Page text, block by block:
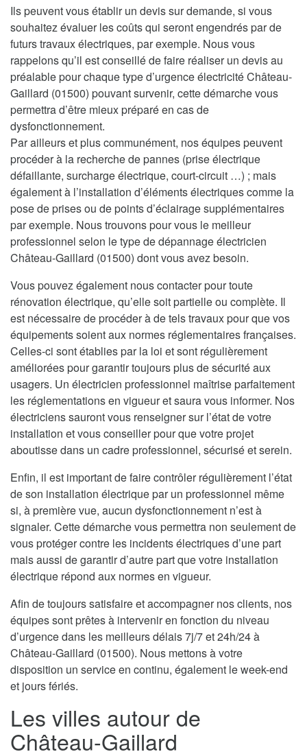
Ils peuvent vous établir un devis sur demande, si vous
souhaitez évaluer les coûts qui seront engendrés par de
futurs travaux électriques, par exemple. Nous vous
rappelons qu’il est conseillé de faire réaliser un devis au
préalable pour chaque type d’urgence électricité Château-
Gaillard (01500) pouvant survenir, cette démarche vous
permettra d’être mieux préparé en cas de
dysfonctionnement.
Par ailleurs et plus communément, nos équipes peuvent
procéder à la recherche de pannes (prise électrique
défaillante, surcharge électrique, court-circuit …) ; mais
également à l’installation d’éléments électriques comme la
pose de prises ou de points d’éclairage supplémentaires
par exemple. Nous trouvons pour vous le meilleur
professionnel selon le type de dépannage électricien
Château-Gaillard (01500) dont vous avez besoin.
Vous pouvez également nous contacter pour toute
rénovation électrique, qu’elle soit partielle ou complète. Il
est nécessaire de procéder à de tels travaux pour que vos
équipements soient aux normes réglementaires françaises.
Celles-ci sont établies par la loi et sont régulièrement
améliorées pour garantir toujours plus de sécurité aux
usagers. Un électricien professionnel maîtrise parfaitement
les réglementations en vigueur et saura vous informer. Nos
électriciens sauront vous renseigner sur l’état de votre
installation et vous conseiller pour que votre projet
aboutisse dans un cadre professionnel, sécurisé et serein.
Enfin, il est important de faire contrôler régulièrement l’état
de son installation électrique par un professionnel même
si, à première vue, aucun dysfonctionnement n’est à
signaler. Cette démarche vous permettra non seulement de
vous protéger contre les incidents électriques d’une part
mais aussi de garantir d’autre part que votre installation
électrique répond aux normes en vigueur.
Afin de toujours satisfaire et accompagner nos clients, nos
équipes sont prêtes à intervenir en fonction du niveau
d’urgence dans les meilleurs délais 7j/7 et 24h/24 à
Château-Gaillard (01500). Nous mettons à votre
disposition un service en continu, également le week-end
et jours fériés.
Les villes autour de
Château-Gaillard